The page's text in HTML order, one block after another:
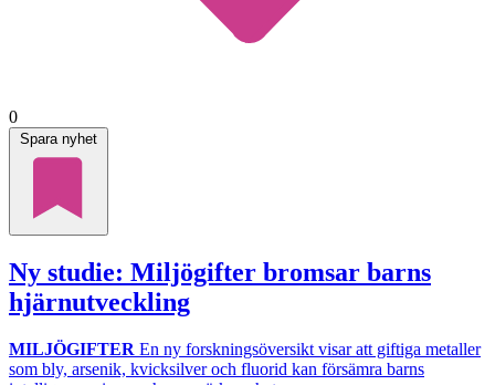
0
Spara nyhet
Ny studie: Miljögifter bromsar barns
hjärnutveckling
MILJÖGIFTER En ny forskningsöversikt visar att giftiga metaller
som bly, arsenik, kvicksilver och fluorid kan försämra barns